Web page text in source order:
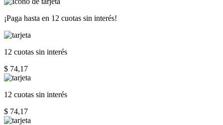
¡Paga hasta en 12 cuotas sin interés!
12 cuotas sin interés
$ 74,17
12 cuotas sin interés
$ 74,17